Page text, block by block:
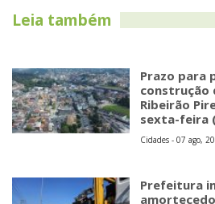
Prefeitura
Avenida
Cidades - 03 ago,
de
Ouro Fino